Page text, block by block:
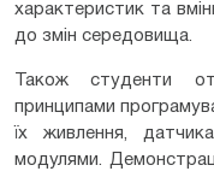
характеристик та
до змін середовища.
Також студенти
принципами
їх живлення,
модулями.